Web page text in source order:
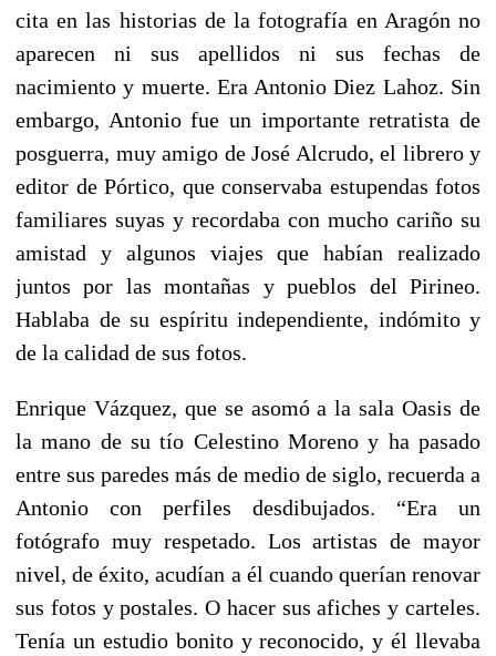
cita en las historias de la fotografía en Aragón no
aparecen ni sus apellidos ni sus fechas de
nacimiento y muerte. Era Antonio Diez Lahoz. Sin
embargo, Antonio fue un importante retratista de
posguerra, muy amigo de José Alcrudo, el librero y
editor de Pórtico, que conservaba estupendas fotos
familiares suyas y recordaba con mucho cariño su
amistad y algunos viajes que habían realizado
juntos por las montañas y pueblos del Pirineo.
Hablaba de su espíritu independiente, indómito y
de la calidad de sus fotos.
Enrique Vázquez, que se asomó a la sala Oasis de
la mano de su tío Celestino Moreno y ha pasado
entre sus paredes más de medio de siglo, recuerda a
Antonio con perfiles desdibujados. “Era un
fotógrafo muy respetado. Los artistas de mayor
nivel, de éxito, acudían a él cuando querían renovar
sus fotos y postales. O hacer sus afiches y carteles.
Tenía un estudio bonito y reconocido, y él llevaba